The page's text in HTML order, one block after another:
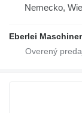
Nemecko,
Eberlei